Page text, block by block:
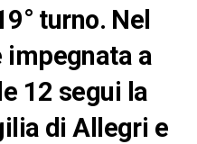
turno. Nel
impegnata a
12 segui la
di Allegri e